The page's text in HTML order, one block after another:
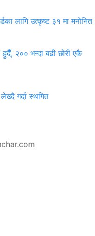
लागि उत्कृष्ट ३१ मा मनोनित
हुदैँ, २०० भन्दा बढी छोरी एकै
लेख्दै गर्दा स्थगित